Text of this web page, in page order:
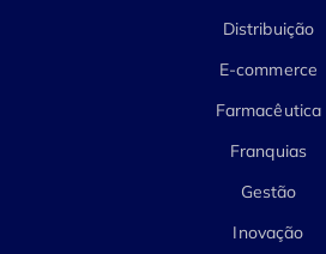
Distribuição
E-commerce
Farmacêutica
Franquias
Gestão
Inovação